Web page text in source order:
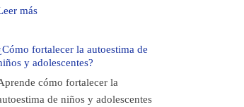
más
fortalecer la autoestima de
y adolescentes?
cómo fortalecer la
de niños y adolescentes